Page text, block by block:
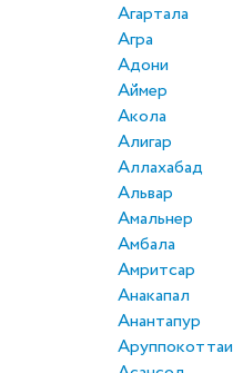
Агартала
Агра
Адони
Аймер
Акола
Алигар
Аллахабад
Альвар
Амальнер
Амбала
Амритсар
Анакапал
Анантапур
Аруппокоттаи